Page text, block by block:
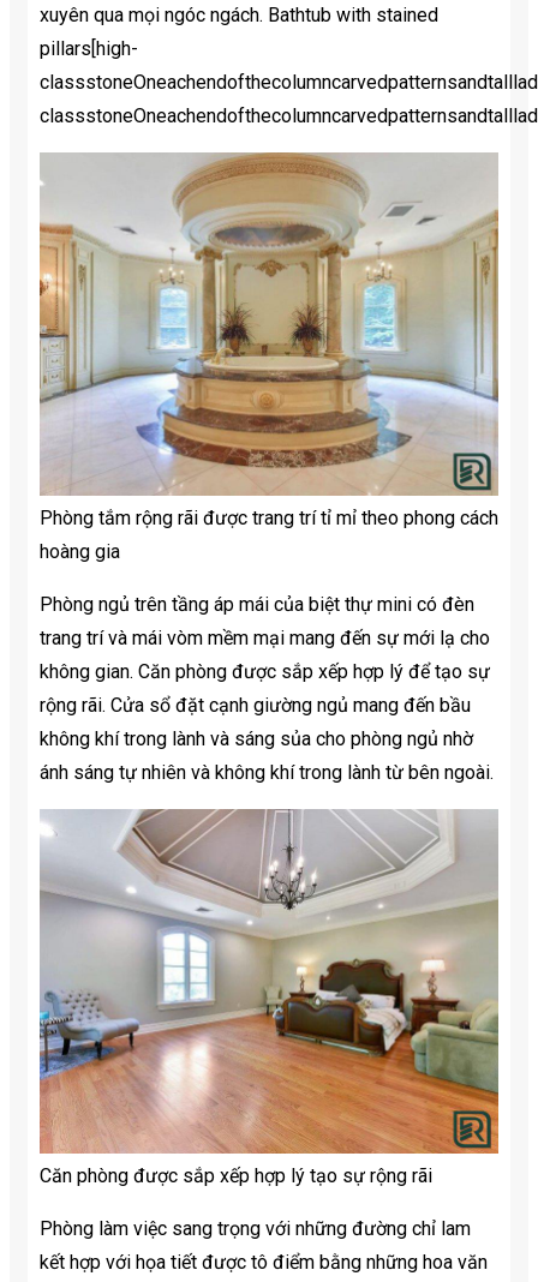
xuyên qua mọi ngóc ngách. Bathtub with stained
pillars[high-
Phòng tắm rộng rãi được trang trí tỉ mỉ theo phong cách
hoàng gia
Phòng ngủ trên tầng áp mái của biệt thự mini có đèn
trang trí và mái vòm mềm mại mang đến sự mới lạ cho
không gian. Căn phòng được sắp xếp hợp lý để tạo sự
rộng rãi. Cửa sổ đặt cạnh giường ngủ mang đến bầu
không khí trong lành và sáng sủa cho phòng ngủ nhờ
ánh sáng tự nhiên và không khí trong lành từ bên ngoài.
Căn phòng được sắp xếp hợp lý tạo sự rộng rãi
Phòng làm việc sang trọng với những đường chỉ lam
kết hợp với họa tiết được tô điểm bằng những hoa văn